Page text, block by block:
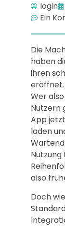
login
Ein
Die
haben
ihren
eröffnet.
Wer
Nutzern
App
laden
also
Doch